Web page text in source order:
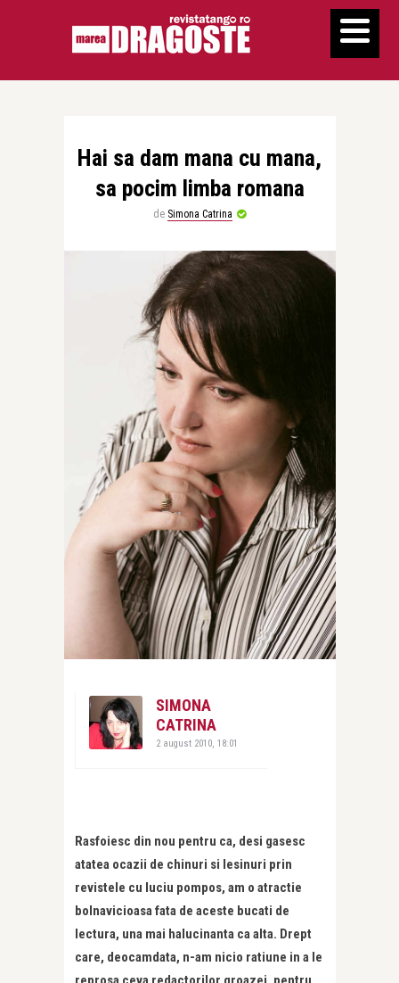
Hai sa dam mana cu mana,
sa pocim limba romana
de Simona Catrina
SIMONA
CATRINA
2 august 2010, 18:01
Rasfoiesc din nou pentru ca, desi gasesc
atatea ocazii de chinuri si lesinuri prin
revistele cu luciu pompos, am o atractie
bolnavicioasa fata de aceste bucati de
lectura, una mai halucinanta ca alta. Drept
care, deocamdata, n-am nicio ratiune in a le